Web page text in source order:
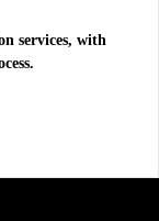
services, with